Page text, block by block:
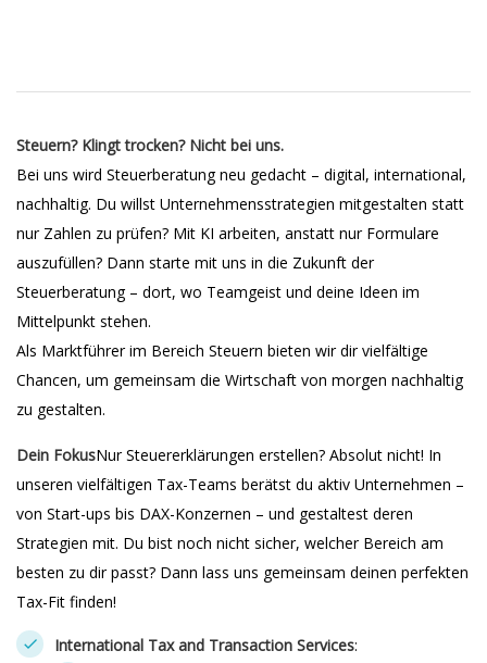
Steuern? Klingt trocken? Nicht bei uns.
Bei uns wird Steuerberatung neu gedacht – digital, international,
nachhaltig. Du willst Unternehmensstrategien mitgestalten statt
nur Zahlen zu prüfen? Mit KI arbeiten, anstatt nur Formulare
auszufüllen? Dann starte mit uns in die Zukunft der
Steuerberatung – dort, wo Teamgeist und deine Ideen im
Mittelpunkt stehen.
Als Marktführer im Bereich Steuern bieten wir dir vielfältige
Chancen, um gemeinsam die Wirtschaft von morgen nachhaltig
zu gestalten.
Dein FokusNur Steuererklärungen erstellen? Absolut nicht! In
unseren vielfältigen Tax-Teams berätst du aktiv Unternehmen –
von Start-ups bis DAX-Konzernen – und gestaltest deren
Strategien mit. Du bist noch nicht sicher, welcher Bereich am
besten zu dir passt? Dann lass uns gemeinsam deinen perfekten
Tax-Fit finden!
International Tax and Transaction Services: